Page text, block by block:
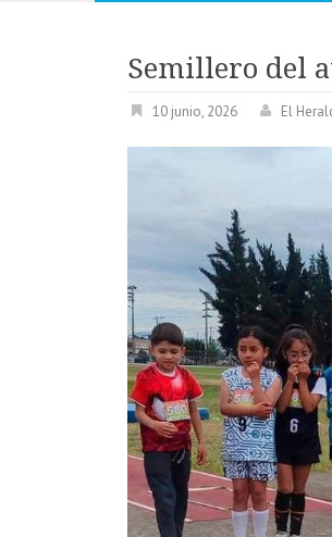
Semillero del
10 junio, 2026 El